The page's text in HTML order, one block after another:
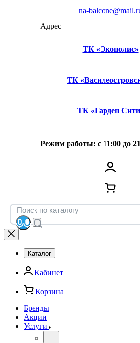
na-
Адрес
ТК «Экополис»
ТК
ТК «Гарден
Режим работы: с 11:00 до
Каталог
Кабинет
Корзина
Бренды
Акции
Услуги